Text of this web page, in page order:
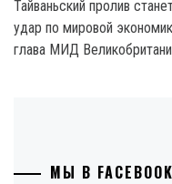
Тайваньский пролив
удар по мировой
глава МИД
МЫ В FACEBOOK